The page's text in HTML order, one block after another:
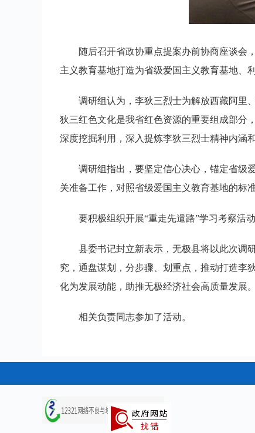
随后召开省政协重点提案办前协商座谈会
主义教育基地打造为省级爱国主义教育基地、
调研组认为，李狄三烈士为解放西藏阿里
狄三红色文化是我省红色资源的重要组成部分
深度挖掘利用，深入提炼李狄三烈士精神内涵
调研组指出，要坚定信心决心，锚定省级
关准备工作，对照省级爱国主义教育基地的标
要积极组织开展“重走先遣路”学习考察活
县委书记封立新表示，无极县将以此次调
究，通盘谋划，分步骤、划重点，推动打造李
化为发展动能，助推无极经济社会高质量发展。
相关负责同志参加了活动。